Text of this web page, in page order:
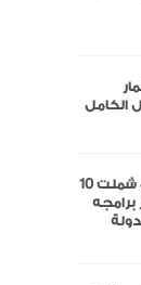
مواصلة لمبادراته الصحية التي شملت 10
برامجه